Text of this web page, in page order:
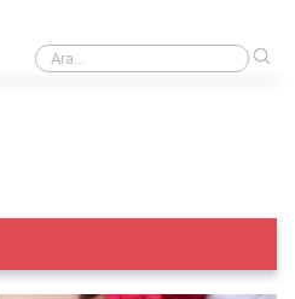
kaş alma acıtır mı?